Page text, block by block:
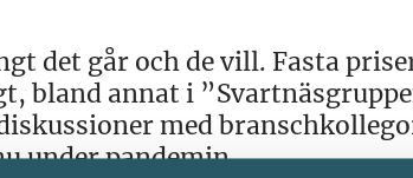
det går och de vill. Fasta
bland annat i
med
under pandemin.